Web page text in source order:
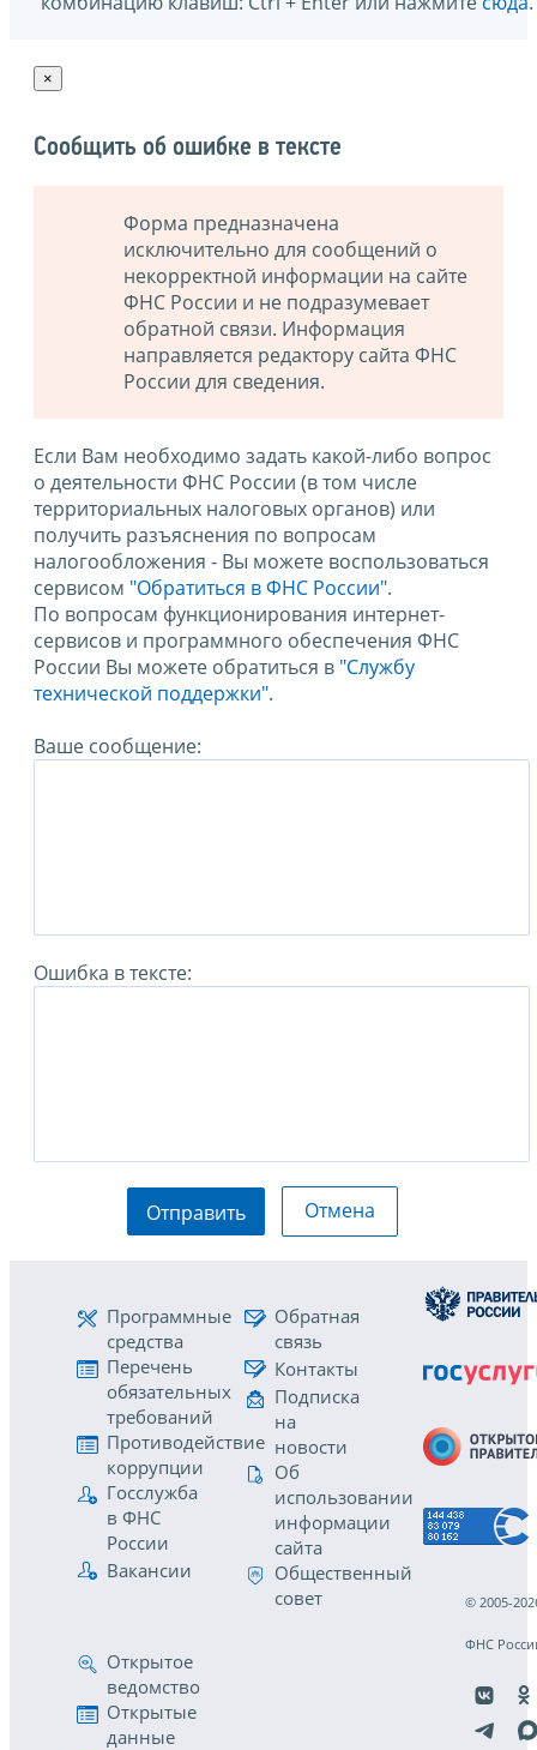
×
Сообщить об ошибке в тексте
Форма предназначена
исключительно для сообщений о
некорректной информации на сайте
ФНС России и не подразумевает
обратной связи. Информация
направляется редактору сайта ФНС
России для сведения.
Если Вам необходимо задать какой-либо вопрос
о деятельности ФНС России (в том числе
территориальных налоговых органов) или
получить разъяснения по вопросам
налогообложения - Вы можете воспользоваться
сервисом "Обратиться в ФНС России".
По вопросам функционирования интернет-
сервисов и программного обеспечения ФНС
России Вы можете обратиться в "Службу
технической поддержки".
Ваше сообщение:
Ошибка в тексте:
Отправить Отмена
Программные
средства
Перечень
обязательных
требований
Противодействие
коррупции
Госслужба
в ФНС
России
Вакансии
Обратная
связь
Контакты
Подписка
на
новости
Об
использовании
информации
сайта
Общественный
совет
Открытое
ведомство
Открытые
данные
© 2005-
ФНС